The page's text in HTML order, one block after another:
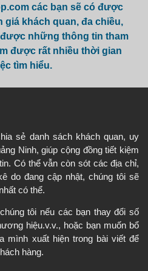
các bạn sẽ có được
khách quan, đa chiều,
những thông tin tham
được rất nhiều thời gian
tìm hiểu.
sẻ danh sách khách quan, uy
Ninh, giúp cộng đồng tiết kiệm
Có thể vẫn còn sót các địa chỉ,
do đang cập nhật, chúng tôi sẽ
có thể.
tôi nếu các bạn thay đổi số
hiệu.v.v., hoặc bạn muốn bổ
mình xuất hiện trong bài viết để
hàng.